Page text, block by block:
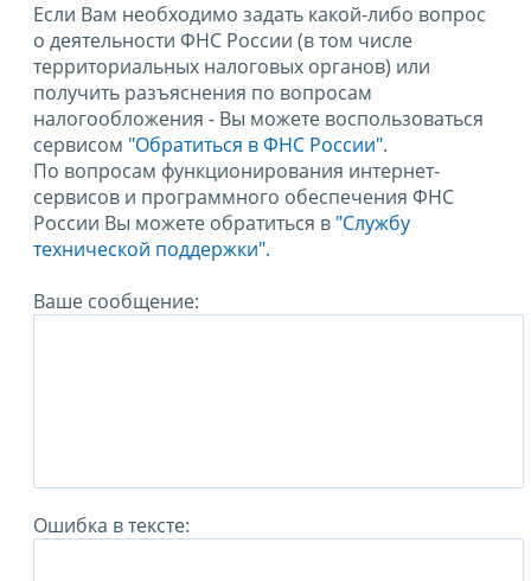
Если Вам необходимо задать какой-либо вопрос
о деятельности ФНС России (в том числе
территориальных налоговых органов) или
получить разъяснения по вопросам
налогообложения - Вы можете воспользоваться
сервисом "Обратиться в ФНС России".
По вопросам функционирования интернет-
сервисов и программного обеспечения ФНС
России Вы можете обратиться в "Службу
технической поддержки".
Ваше сообщение:
Ошибка в тексте: